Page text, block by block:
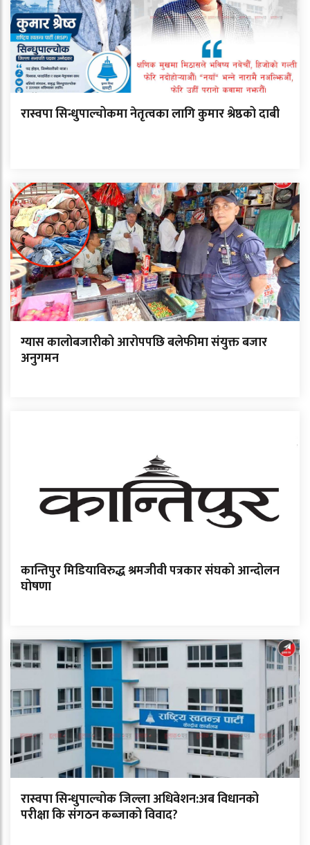
रास्वपा सिन्धुपाल्चोकमा नेतृत्वका लागि कुमार श्रेष्ठको दाबी
ग्यास कालोबजारीको आरोपपछि बलेफीमा संयुक्त बजार
अनुगमन
कान्तिपुर मिडियाविरुद्ध श्रमजीवी पत्रकार संघको आन्दोलन
घोषणा
रास्वपा सिन्धुपाल्चोक जिल्ला अधिवेशन:अब विधानको
परीक्षा कि संगठन कब्जाको विवाद?